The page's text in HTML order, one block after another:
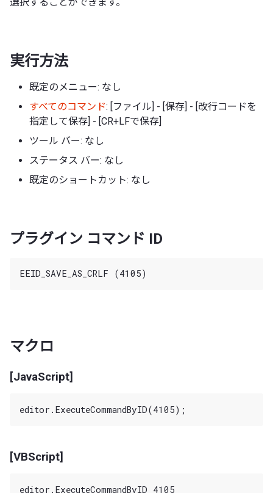
実行方法
既定のメニュー: なし
すべてのコマンド: [ファイル] - [保存] - [改行コードを
指定して保存] - [CR+LFで保存]
ツール バー: なし
ステータス バー: なし
既定のショートカット: なし
プラグイン コマンド ID
マクロ
[JavaScript]
[VBScript]